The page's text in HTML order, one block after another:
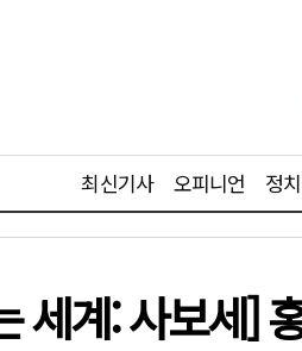
최신기사 오피니언 정치
세계: 사보세]